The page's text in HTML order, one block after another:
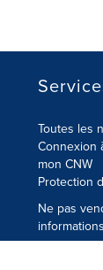
Toutes les
Connexion
mon CNW
Protection
Ne pas